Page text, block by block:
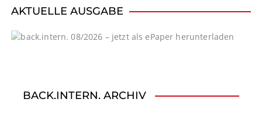
i
g
AKTUELLE AUSGABE
BACK.INTERN. ARCHIV